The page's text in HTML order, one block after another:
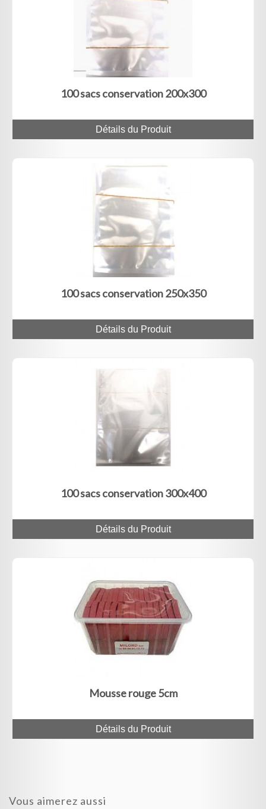
100 sacs conservation 200x300
Détails du Produit
100 sacs conservation 250x350
Détails du Produit
100 sacs conservation 300x400
Détails du Produit
Mousse rouge 5cm
Détails du Produit
Vous aimerez aussi